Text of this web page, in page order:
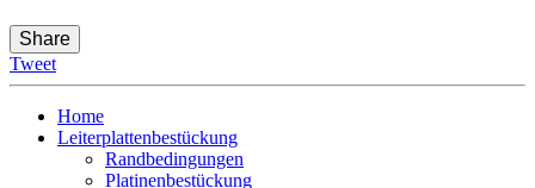
Share
Tweet
Home
Leiterplattenbestückung
Randbedingungen
Platinenbestückung